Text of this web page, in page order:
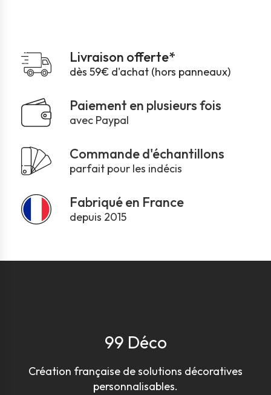
Livraison offerte*
dès 59€ d'achat (hors panneaux)
Paiement en plusieurs fois
avec Paypal
Commande d'échantillons
parfait pour les indécis
Fabriqué en France
depuis 2015
99 Déco
Création française de solutions décoratives
personnalisables.